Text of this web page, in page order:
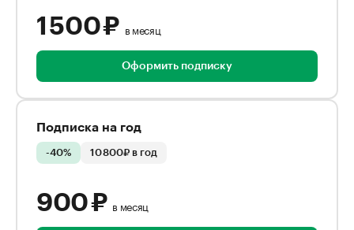
1 500 ₽ в месяц
Оформить подписку
Подписка на год
-40% 10 800₽ в год
900 ₽ в месяц